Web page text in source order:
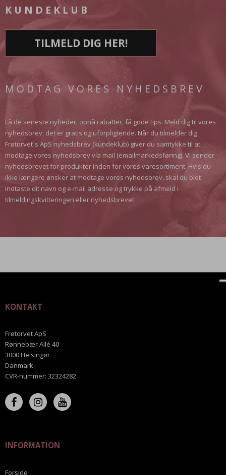
KUNDEKLUB
TILMELD DIG HER!
MODTAG VORES NYHEDSBREV
Få de seneste nyheder, opnå rabatter, få gode tips. Meld dig til vores
nyhedsbrev, det er gratis og uforpligtende. Når du tilmelder dig
Frøtorvet´s ApS nyhedsbrev (kundeklub) giver du samtykke til at
modtage vores nyhedsbrev via mail (emailmarkedsføring). Vi sender
nyhedsbrevet for produkter inden for vores varesortiment. Hvis du
ikke længere ønsker at modtage vores nyhedsbrev, skal du blot
indtaste dit navn og e-mail adresse og trykke på afmeld i
tilmeldingskvitteringen eller nyhedsbrevet.
KONTAKT
Frøtorvet ApS
Rønnebær Allé 40
3000 Helsingør
Danmark
CVR-nummer: 32324282
INFORMATION
Forside